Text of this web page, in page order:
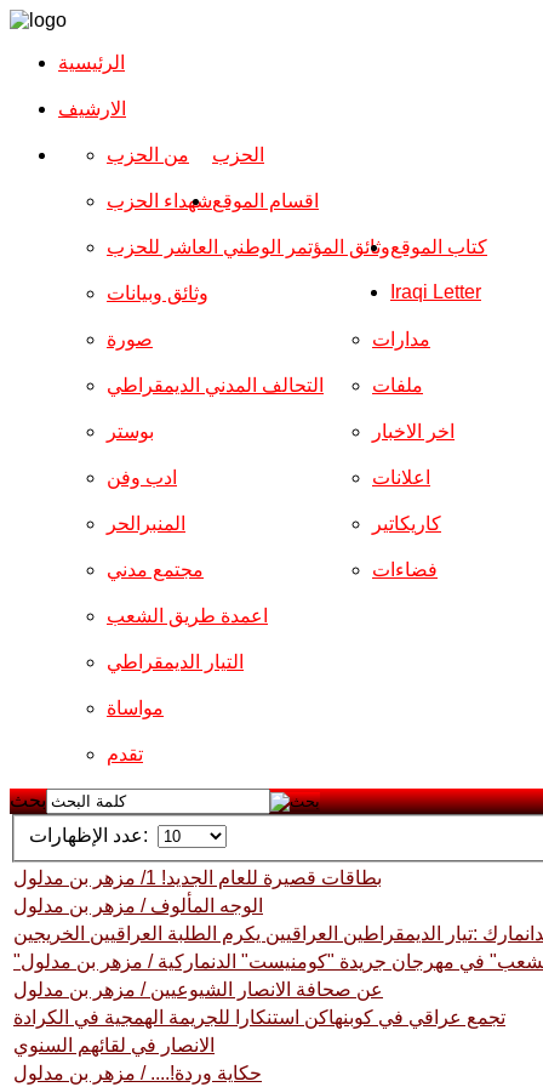
الرئيسية
الارشیف
الحزب من الحزب
شهداء الحزب
وثائق المؤتمر الوطني العاشر للحزب
وثائق وبيانات
اقسام الموقع
صورة
التحالف المدني الديمقراطي
بوستر
ادب وفن
المنبرالحر
مجتمع مدني
مدارات
ملفات
اخر الاخبار
اعلانات
كاريكاتير
فضاءات
اعمدة طريق الشعب
التيار الديمقراطي
مواساة
تقدم
كتاب الموقع
Iraqi Letter
بحث
عدد الإظهارات:
بطاقات قصيرة للعام الجديد! 1/ مزهر بن مدلول
الوجه المألوف / مزهر بن مدلول
:تيار الديمقراطين العراقيين يكرم الطلبة العراقيين الخريجين
في مهرجان جريدة "كومنيست" الدنماركية / مزهر بن مدلول
عن صحافة الانصار الشيوعيين / مزهر بن مدلول
تجمع عراقي في كوبنهاكن استنكارا للجريمة الهمجية في الكرادة
الانصار في لقائهم السنوي
حكاية وردة!.... / مزهر بن مدلول